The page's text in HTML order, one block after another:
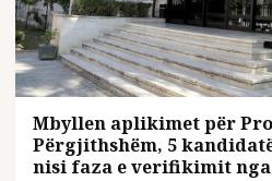
Mbyllen aplikimet për
Përgjithshëm, 5
nisi faza e verifikimit nga